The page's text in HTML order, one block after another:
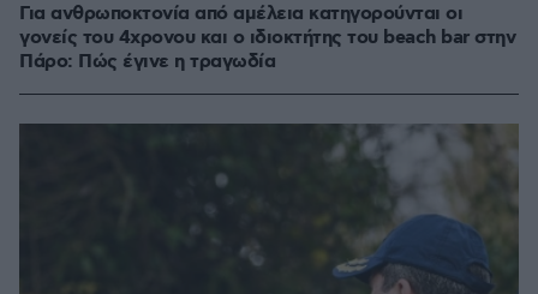
Για ανθρωποκτονία από αμέλεια κατηγορούνται οι
γονείς του 4χρονου και ο ιδιοκτήτης του beach bar στην
Πάρο: Πώς έγινε η τραγωδία